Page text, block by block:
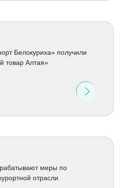
Белокуриха» получили
товар Алтая»
меры по
отрасли